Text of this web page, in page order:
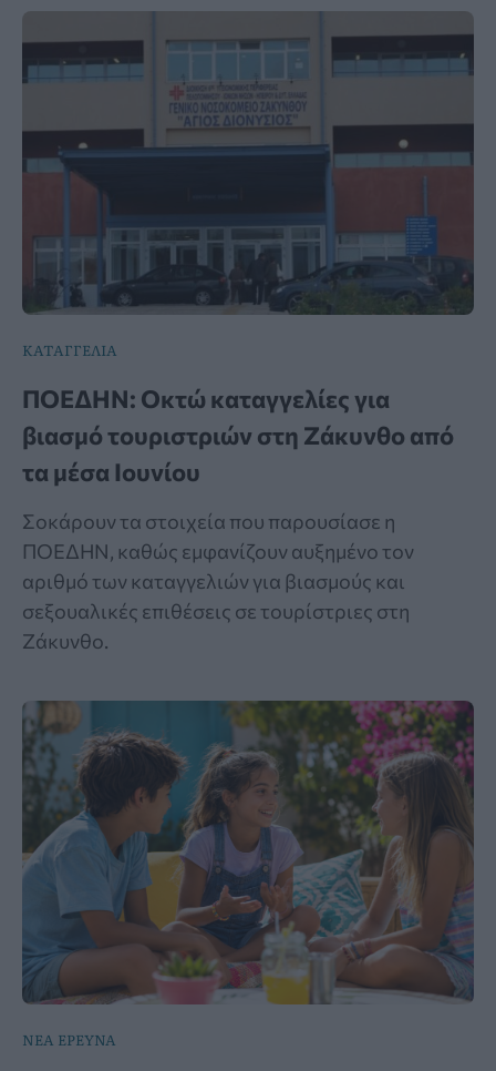
ΚΑΤΑΓΓΕΛΙΑ
ΠΟΕΔΗΝ: Οκτώ καταγγελίες για
βιασμό τουριστριών στη Ζάκυνθο από
τα μέσα Ιουνίου
Σοκάρουν τα στοιχεία που παρουσίασε η
ΠΟΕΔΗΝ, καθώς εμφανίζουν αυξημένο τον
αριθμό των καταγγελιών για βιασμούς και
σεξουαλικές επιθέσεις σε τουρίστριες στη
Ζάκυνθο.
ΝΕΑ ΕΡΕΥΝΑ